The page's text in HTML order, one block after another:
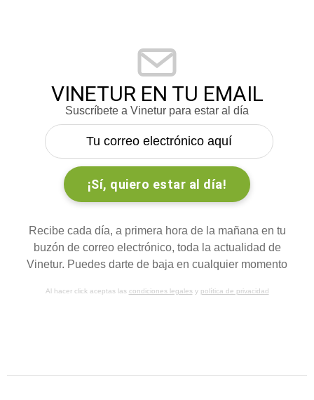
VINETUR EN TU EMAIL
Suscríbete a Vinetur para estar al día
Recibe cada día, a primera hora de la mañana en tu
buzón de correo electrónico, toda la actualidad de
Vinetur. Puedes darte de baja en cualquier momento
Al hacer click aceptas las condiciones legalesy política de privacidad